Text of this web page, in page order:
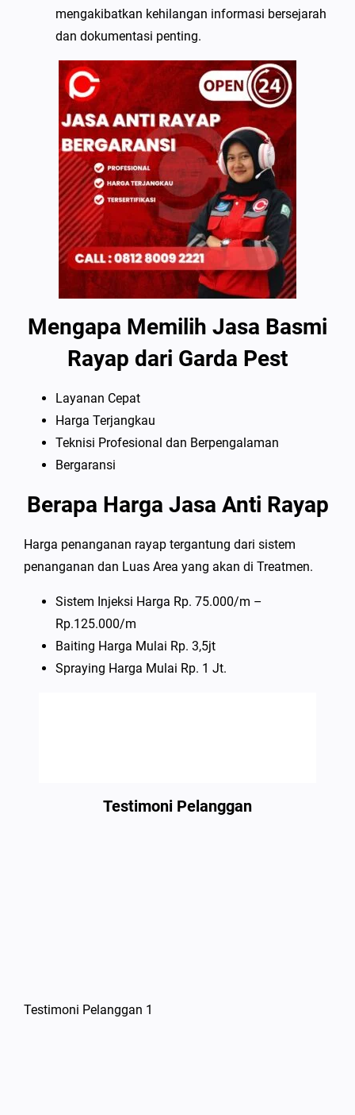
mengakibatkan kehilangan informasi bersejarah
dan dokumentasi penting.
Mengapa Memilih Jasa Basmi
Rayap dari Garda Pest
Layanan Cepat
Harga Terjangkau
Teknisi Profesional dan Berpengalaman
Bergaransi
Berapa Harga Jasa Anti Rayap
Harga penanganan rayap tergantung dari sistem
penanganan dan Luas Area yang akan di Treatmen.
Sistem Injeksi Harga Rp. 75.000/m –
Rp.125.000/m
Baiting Harga Mulai Rp. 3,5jt
Spraying Harga Mulai Rp. 1 Jt.
Testimoni Pelanggan
Testimoni Pelanggan 1